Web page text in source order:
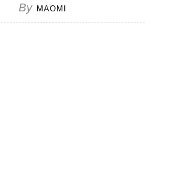
By MAOMI